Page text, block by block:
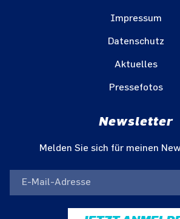
Impressum
Datenschutz
Aktuelles
Pressefotos
Newsletter
Melden Sie sich für meinen